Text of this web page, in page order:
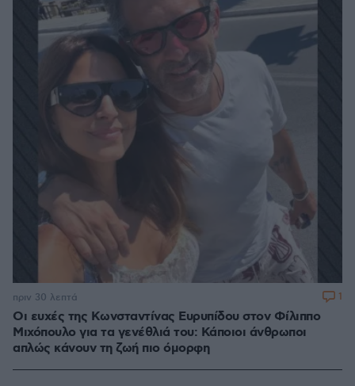
Οι ευχές της Κωνσταντίνας Ευρυπίδου στον Φίλιππο
Μιχόπουλο για τα γενέθλιά του: Κάποιοι άνθρωποι
απλώς κάνουν τη ζωή πιο όμορφη
πριν 30 λεπτά 1